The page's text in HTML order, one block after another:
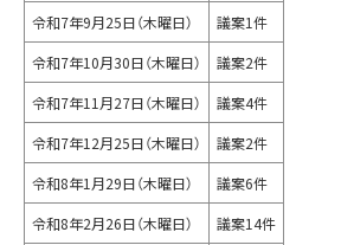
令和7年9月25日（木曜日）
議案1件
令和7年10月30日（木曜日）
議案2件
令和7年11月27日（木曜日）
議案4件
令和7年12月25日（木曜日）
議案2件
令和8年1月29日（木曜日）
議案6件
令和8年2月26日（木曜日）
議案14件